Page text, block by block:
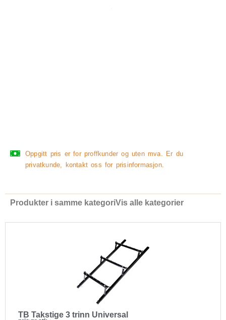
Oppgitt pris er for proffkunder og uten mva. Er du
privatkunde, kontakt oss for prisinformasjon.
Produkter i samme kategoriVis alle kategorier
TB Takstige 3 trinn Universal